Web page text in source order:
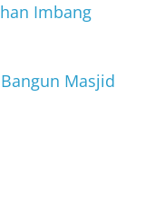
Imbang
Masjid